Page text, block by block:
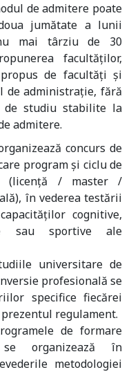
de admitere poate
jumătate a lunii
mai târziu de 30
facultăților,
de facultăți și
de administrație, fără
studiu stabilite la
admitere.
concurs de
program şi ciclu de
(licenţă / master /
în vederea testării
cognitive,
sau sportive ale
universitare de
profesională se
specifice fiecărei
regulament.
de formare
se organizează în
metodologiei